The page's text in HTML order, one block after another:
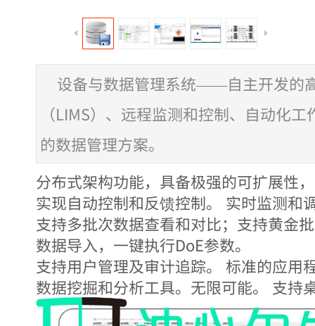
设备与数据管理系统——自主开发的
（LIMS）、远程监测和控制、自动化
的数据管理方案。
分布式架构功能，具备极强的可扩展性
实现自动控制和反馈控制。 实时监测
支持多批次数据查看和对比；支持黄金
数据导入，一键执行DoE参数。
支持用户管理及审计追踪。 标准的应用
数据挖掘和分析工具。无限可能。 支持